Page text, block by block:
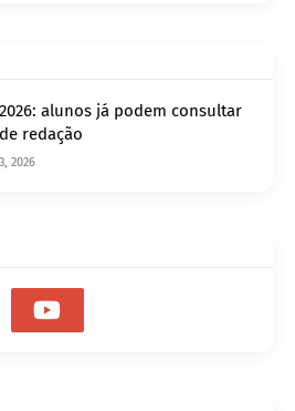
alunos já podem consultar
redação
2026